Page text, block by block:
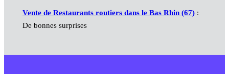
Vente de Restaurants routiers dans le Bas Rhin (67):
De bonnes surprises